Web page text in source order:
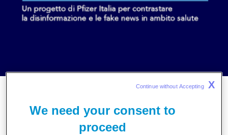
News
Online “A dire il vero", l’iniziativa di Pfizer Italia per
favorire la media literacy
We need your consent to
proceed
Continue without Accepting X